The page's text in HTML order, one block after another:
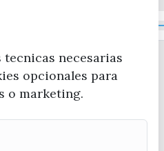
DE TURISMO
necesarias
opcionales para
o marketing.